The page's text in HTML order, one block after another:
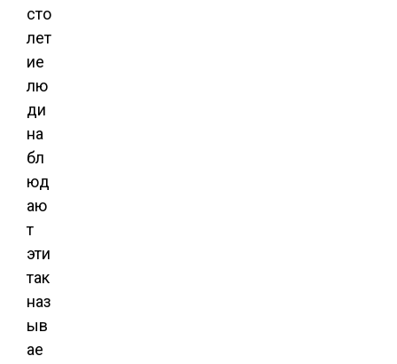
сто
лет
ие
лю
ди
на
бл
юд
аю
т
эти
так
наз
ыв
ае